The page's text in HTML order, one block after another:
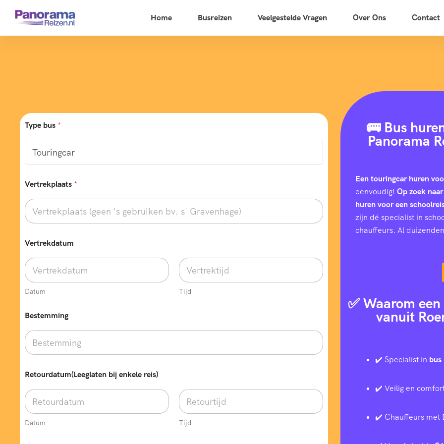
Home Busreizen Veelgestelde Vragen Over Ons Contact
Type bus *
Vertrekplaats *
Vertrekdatum
Datum Tijd
Bestemming
Retourdatum(Leeglaten bij enkele reis)
Datum Tijd
🚌 Bus
Panorama
Een touringcar huren
eenvoudig! Op zoek
huren voor een
zijn dé specialist in
chauffeurs. Al
✅ Waarom
vanuit
✔️ Specialist in
✔️ Veilig en
✔️ Chauffeurs met